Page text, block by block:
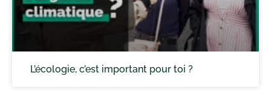
L’écologie, c’est important pour toi ?